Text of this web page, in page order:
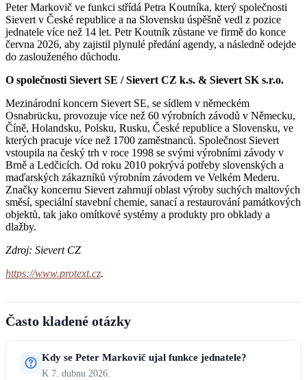
Peter Markovič ve funkci střídá Petra Koutníka, který společnosti
Sievert v České republice a na Slovensku úspěšně vedl z pozice
jednatele více než 14 let. Petr Koutník zůstane ve firmě do konce
června 2026, aby zajistil plynulé předání agendy, a následně odejde
do zaslouženého důchodu.
O společnosti Sievert SE / Sievert CZ k.s. & Sievert SK s.r.o.
Mezinárodní koncern Sievert SE, se sídlem v německém
Osnabrücku, provozuje více než 60 výrobních závodů v Německu,
Číně, Holandsku, Polsku, Rusku, České republice a Slovensku, ve
kterých pracuje více než 1700 zaměstnanců. Společnost Sievert
vstoupila na český trh v roce 1998 se svými výrobními závody v
Brně a Ledčicích. Od roku 2010 pokrývá potřeby slovenských a
maďarských zákazníků výrobním závodem ve Velkém Mederu.
Značky koncernu Sievert zahrnují oblast výroby suchých maltových
směsí, speciální stavební chemie, sanací a restaurování památkových
objektů, tak jako omítkové systémy a produkty pro obklady a
dlažby.
Zdroj: Sievert CZ
https://www.protext.cz.
Často kladené otázky
Kdy se Peter Markovič ujal funkce jednatele?
K 7. dubnu 2026.